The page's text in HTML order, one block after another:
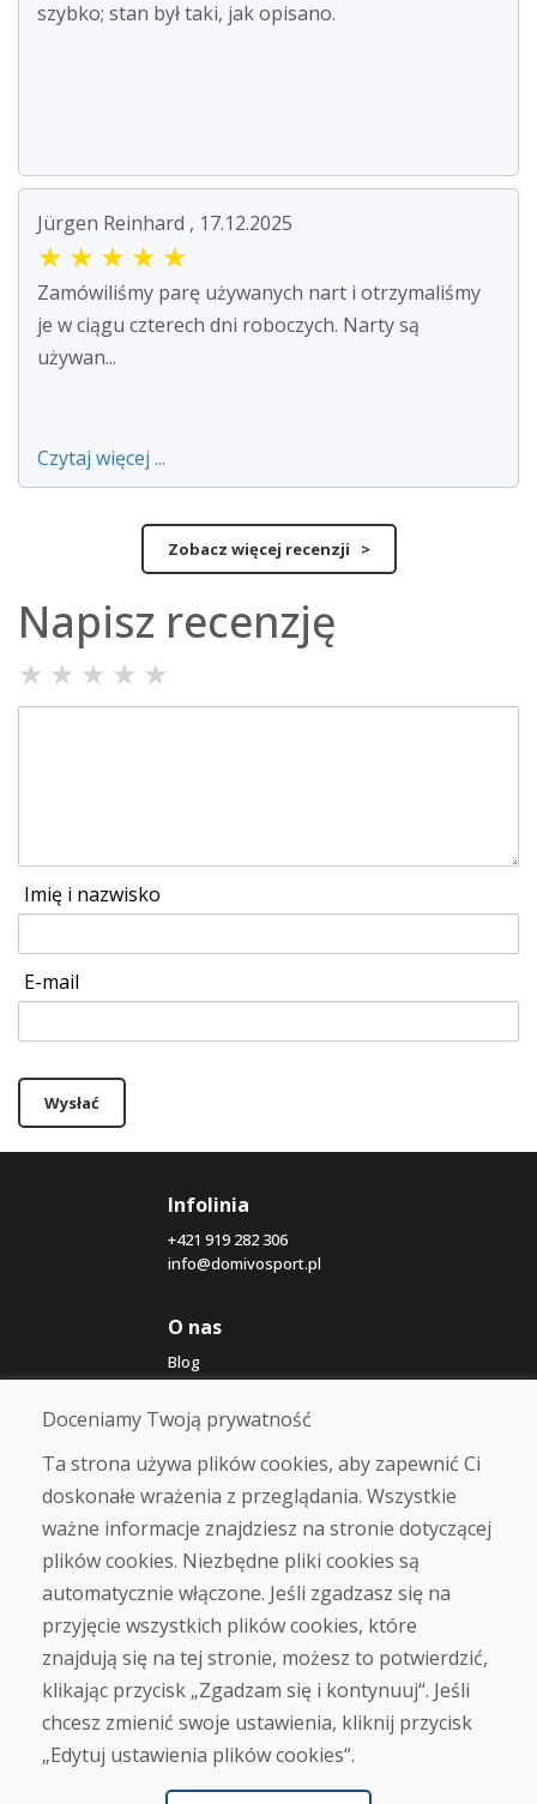
szybko; stan był taki, jak opisano.
Jürgen Reinhard , 17.12.2025
★ ★ ★ ★ ★
Zamówiliśmy parę używanych nart i otrzymaliśmy
je w ciągu czterech dni roboczych. Narty są
używan...
Czytaj więcej ...
Zobacz więcej recenzji >
Napisz recenzję
★ ★ ★ ★ ★
Imię i nazwisko
E-mail
Wysłać
Infolinia
+421 919 282 306
info@domivosport.pl
O nas
Blog
O nas
Sklep
Kontakt
Zakup
Sklep internetowy
Warunki handlowe
Transport
Zapłata
Skarga
Zwrot i wymiana towaru
Ochrona danych osobowych
Cookies
Doceniamy Twoją prywatność
Ta strona używa plików cookies, aby zapewnić Ci
doskonałe wrażenia z przeglądania. Wszystkie
ważne informacje znajdziesz na stronie dotyczącej
plików cookies. Niezbędne pliki cookies są
automatycznie włączone. Jeśli zgadzasz się na
przyjęcie wszystkich plików cookies, które
znajdują się na tej stronie, możesz to potwierdzić,
klikając przycisk „Zgadzam się i kontynuuj“. Jeśli
chcesz zmienić swoje ustawienia, kliknij przycisk
„Edytuj ustawienia plików cookies“.